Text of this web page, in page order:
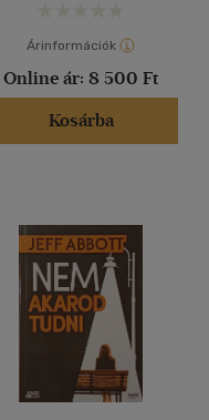
Árinformációk
Online ár: 8 500 Ft
Kosárba